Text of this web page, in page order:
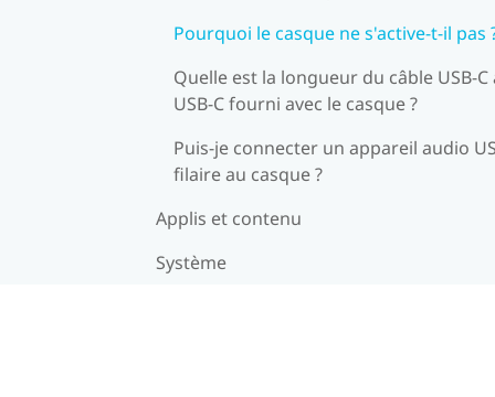
Pourquoi le casque ne s'active-t-il pas
Quelle est la longueur du câble USB-C
USB-C fourni avec le casque ?
Puis-je connecter un appareil audio
filaire au casque ?
Applis et contenu
Système